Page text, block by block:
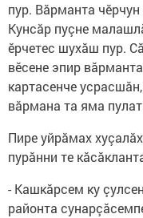
пур. Вăрманта чӗрчун
Кунсăр пуçне
ӗрчетес шухăш пур.
вӗсене эпир
картасенче
вăрмана та яма
Пире уйрăмах
пурăнни те
- Кашкăрсем ку
районта